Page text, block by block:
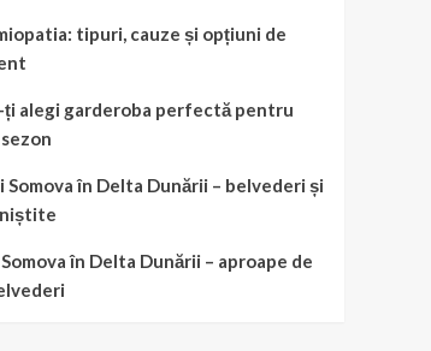
tipuri, cauze și opțiuni de
ți alegi garderoba perfectă pentru
Somova în Delta Dunării – belvederi și
în Delta Dunării – aproape de